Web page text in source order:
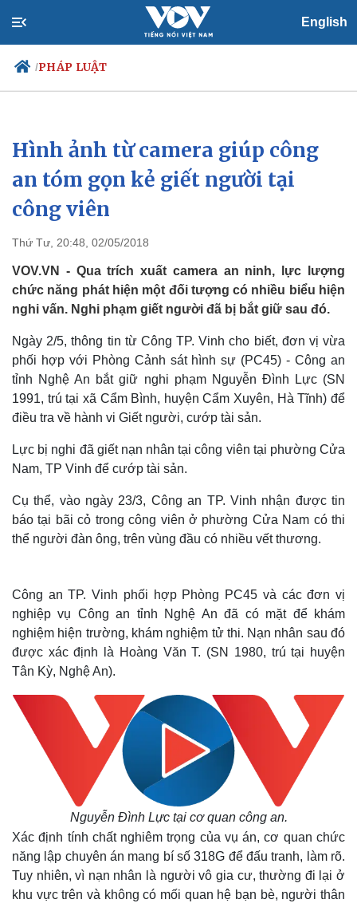
English
/PHÁP LUẬT
Chính trị
Tổ chức nhân sự
Quốc hội
Nhận diện sự thật
Xã hội
Tin 24h
Dự báo thời tiết
Hình ảnh từ camera giúp công
an tóm gọn kẻ giết người tại
công viên
Thứ Tư, 20:48, 02/05/2018
VOV.VN - Qua trích xuất camera an ninh, lực lượng
chức năng phát hiện một đối tượng có nhiều biểu hiện
nghi vấn. Nghi phạm giết người đã bị bắt giữ sau đó.
Ngày 2/5, thông tin từ Công TP. Vinh cho biết, đơn vị vừa
phối hợp với Phòng Cảnh sát hình sự (PC45) - Công an
tỉnh Nghệ An bắt giữ nghi phạm Nguyễn Đình Lực (SN
1991, trú tại xã Cẩm Bình, huyện Cẩm Xuyên, Hà Tĩnh) để
điều tra về hành vi Giết người, cướp tài sản.
Lực bị nghi đã giết nạn nhân tại công viên tại phường Cửa
Nam, TP Vinh để cướp tài sản.
Cụ thể, vào ngày 23/3, Công an TP. Vinh nhận được tin
báo tại bãi cỏ trong công viên ở phường Cửa Nam có thi
thể người đàn ông, trên vùng đầu có nhiều vết thương.
Công an TP. Vinh phối hợp Phòng PC45 và các đơn vị
nghiệp vụ Công an tỉnh Nghệ An đã có mặt để khám
nghiệm hiện trường, khám nghiệm tử thi. Nạn nhân sau đó
được xác định là Hoàng Văn T. (SN 1980, trú tại huyện
Tân Kỳ, Nghệ An).
Nguyễn Đình Lực tại cơ quan công an.
Xác định tính chất nghiêm trọng của vụ án, cơ quan chức
năng lập chuyên án mang bí số 318G để đấu tranh, làm rõ.
Tuy nhiên, vì nạn nhân là người vô gia cư, thường đi lại ở
khu vực trên và không có mối quan hệ bạn bè, người thân